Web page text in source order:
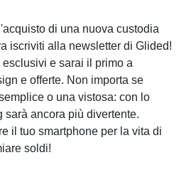
di una nuova custodia
iscriviti alla newsletter di Glided!
e sarai il primo a
e offerte. Non importa se
o una vistosa: con lo
sarà ancora più divertente.
il tuo smartphone per la vita di
soldi!